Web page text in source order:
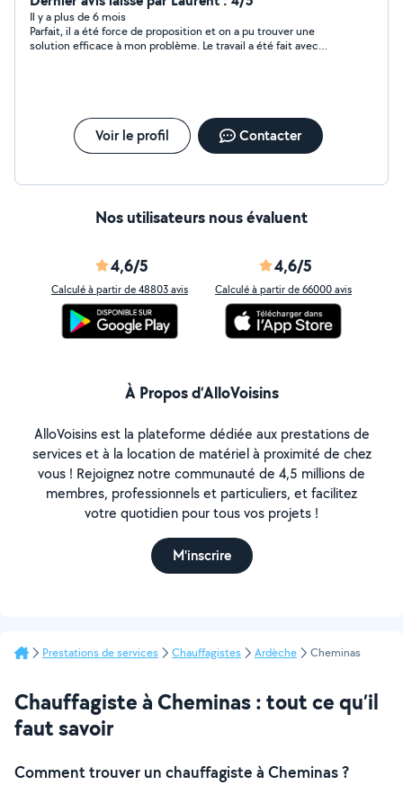
Il y a plus de 6 mois
Parfait, il a été force de proposition et on a pu trouver une
solution efficace à mon problème. Le travail a été fait avec
Voir le profil Contacter
Nos utilisateurs nous évaluent
4,6/5
Calculé à partir de 48803 avis
4,6/5
Calculé à partir de 66000 avis
À Propos d’AlloVoisins
AlloVoisins est la plateforme dédiée aux prestations de
services et à la location de matériel à proximité de chez
vous ! Rejoignez notre communauté de 4,5 millions de
membres, professionnels et particuliers, et facilitez
votre quotidien pour tous vos projets !
M'inscrire
Prestations de services Chauffagistes Ardèche Cheminas
Chauffagiste à Cheminas : tout ce qu’il
faut savoir
Comment trouver un chauffagiste à Cheminas ?